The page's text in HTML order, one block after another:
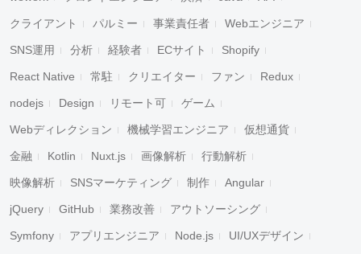
クライアント パルミー 事業責任者 Webエンジニア
SNS運用 分析 経験者 ECサイト Shopify
React Native 常駐 クリエイター ファン Redux
nodejs Design リモート可 ゲーム
Webディレクション 機械学習エンジニア 仮想通貨
金融 Kotlin Nuxt.js 画像解析 行動解析
映像解析 SNSマーケティング 制作 Angular
jQuery GitHub 業務改善 アウトソーシング
Symfony アプリエンジニア Node.js UI/UXデザイン